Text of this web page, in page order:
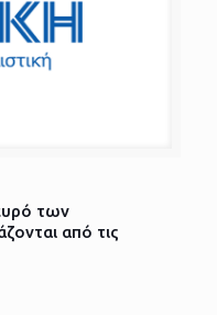
των
από τις